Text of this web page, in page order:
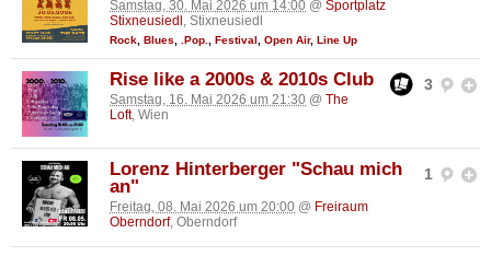
Samstag, 30. Mai 2026 um 14:00 @ Sportplatz
Stixneusiedl , Stixneusiedl
Rock Blues .Pop. Festival Open Air, Line Up
3
Rise like a 2000s & 2010s Club
Samstag, 16. Mai 2026 um 21:30 @ The
Loft, Wien
1
Lorenz Hinterberger "Schau mich
an"
Freitag, 08. Mai 2026 um 20:00 @ Freiraum
Oberndorf, Oberndorf